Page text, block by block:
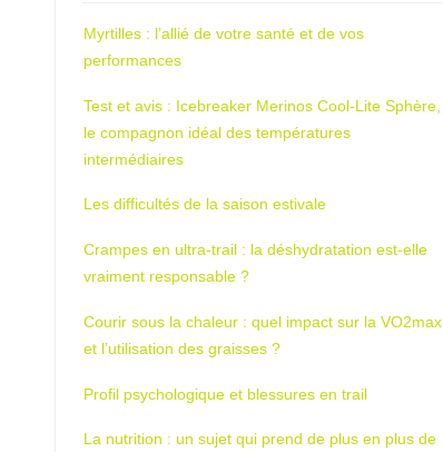
Myrtilles : l’allié de votre santé et de vos
performances
Test et avis : Icebreaker Merinos Cool-Lite Sphère,
le compagnon idéal des températures
intermédiaires
Les difficultés de la saison estivale
Crampes en ultra-trail : la déshydratation est-elle
vraiment responsable ?
Courir sous la chaleur : quel impact sur la VO2max
et l’utilisation des graisses ?
Profil psychologique et blessures en trail
La nutrition : un sujet qui prend de plus en plus de